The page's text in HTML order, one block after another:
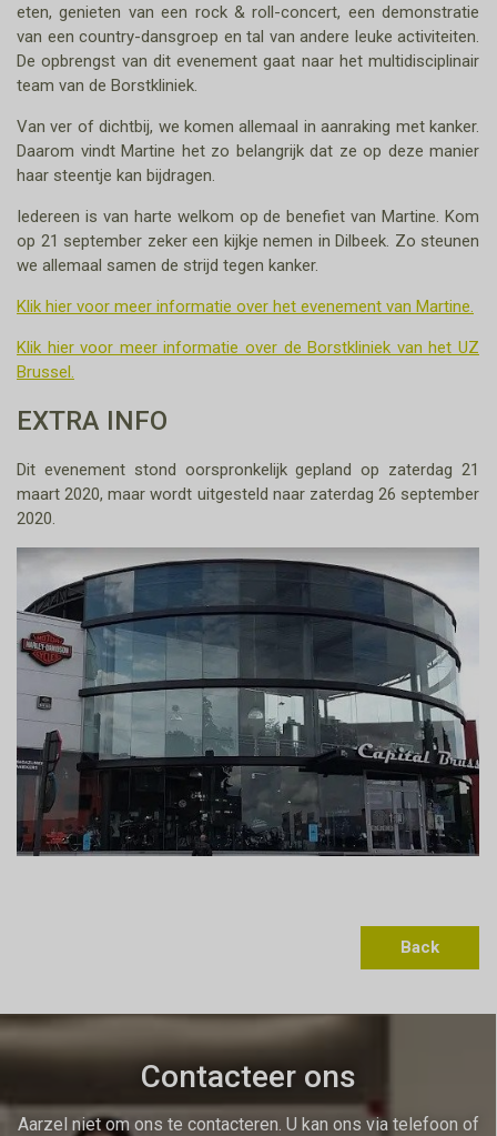
eten, genieten van een rock & roll-concert, een demonstratie
van een country-dansgroep en tal van andere leuke activiteiten.
De opbrengst van dit evenement gaat naar het multidisciplinair
team van de Borstkliniek.
Van ver of dichtbij, we komen allemaal in aanraking met kanker.
Daarom vindt Martine het zo belangrijk dat ze op deze manier
haar steentje kan bijdragen.
Iedereen is van harte welkom op de benefiet van Martine. Kom
op 21 september zeker een kijkje nemen in Dilbeek. Zo steunen
we allemaal samen de strijd tegen kanker.
Klik hier voor meer informatie over het evenement van Martine.
Klik hier voor meer informatie over de Borstkliniek van het UZ
Brussel.
EXTRA INFO
Dit evenement stond oorspronkelijk gepland op zaterdag 21
maart 2020, maar wordt uitgesteld naar zaterdag 26 september
2020.
Back
Contacteer ons
Aarzel niet om ons te contacteren. U kan ons via telefoon of